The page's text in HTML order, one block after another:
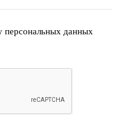
персональных данных